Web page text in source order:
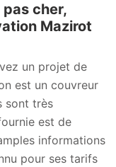
cher,
Mazirot
un projet de
est un couvreur
sont très
est de
informations
pour ses tarifs